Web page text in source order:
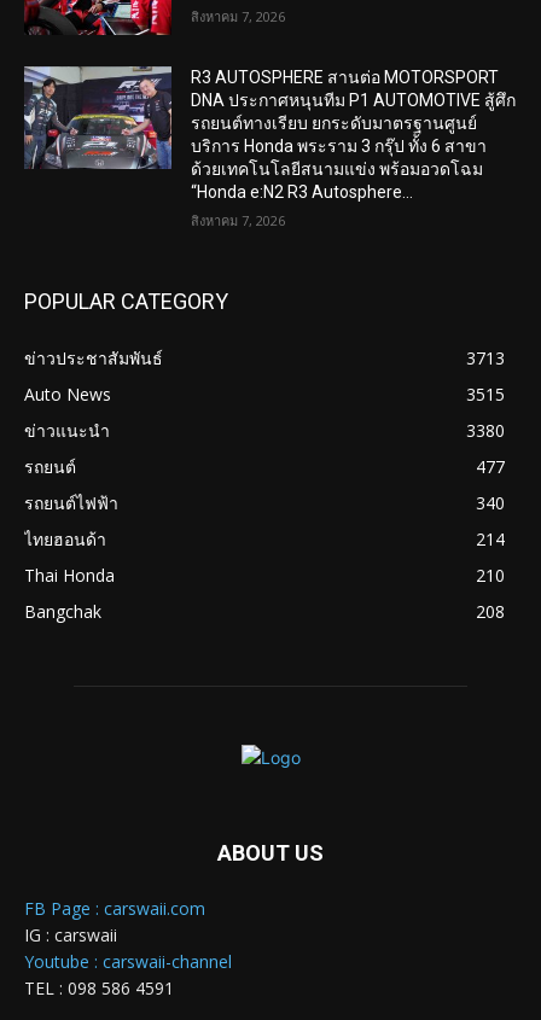
สิงหาคม 7, 2026
R3 AUTOSPHERE สานต่อ MOTORSPORT
DNA ประกาศหนุนทีม P1 AUTOMOTIVE สู้ศึก
รถยนต์ทางเรียบ ยกระดับมาตรฐานศูนย์
บริการ Honda พระราม 3 กรุ๊ป ทั้ง 6 สาขา
ด้วยเทคโนโลยีสนามแข่ง พร้อมอวดโฉม
“Honda e:N2 R3 Autosphere...
สิงหาคม 7, 2026
POPULAR CATEGORY
ข่าวประชาสัมพันธ์
3713
Auto News
3515
ข่าวแนะนำ
3380
รถยนต์
477
รถยนต์ไฟฟ้า
340
ไทยฮอนด้า
214
Thai Honda
210
Bangchak
208
ABOUT US
FB Page : carswaii.com
IG : carswaii
Youtube : carswaii-channel
TEL : 098 586 4591